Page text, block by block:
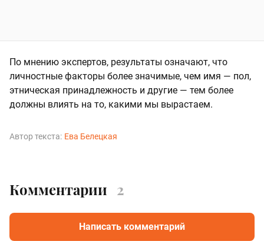
По мнению экспертов, результаты означают, что
личностные факторы более значимые, чем имя — пол,
этническая принадлежность и другие — тем более
должны влиять на то, какими мы вырастаем.
Автор текста: Ева Белецкая
Комментарии 2
Написать комментарий